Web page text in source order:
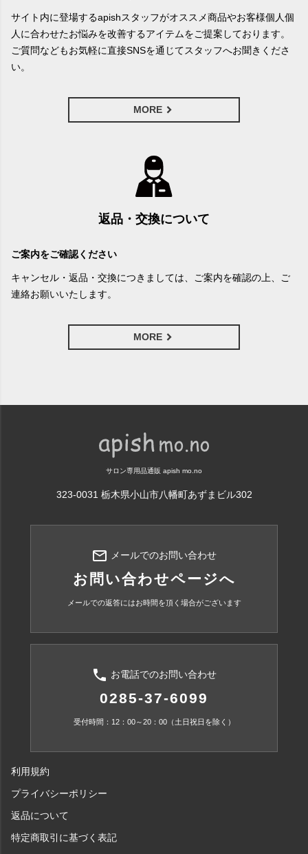
サイト内に登場するapishスタッフがオススメ商品やお客様個人個
人に合わせたお悩みを改善するアイテムをご提案しております。
ご質問などもお気軽に直接SNSを通じてスタッフへお聞きくださ
い。
MORE
返品・交換について
ご案内をご確認ください
キャンセル・返品・交換につきましては、ご案内を確認の上、ご
連絡お願いいたします。
MORE
サロン専用品通販 apish mo.no
323-0031 栃木県小山市八幡町あずまビル302
mail_outline メールでのお問い合わせ
お問い合わせページへ
メールでの返答にはお時間を頂く場合がございます
phone お電話でのお問い合わせ
0285-37-6099
受付時間：12：00～20：00（土日祝日を除く）
利用規約
プライバシーポリシー
返品について
特定商取引に基づく表記